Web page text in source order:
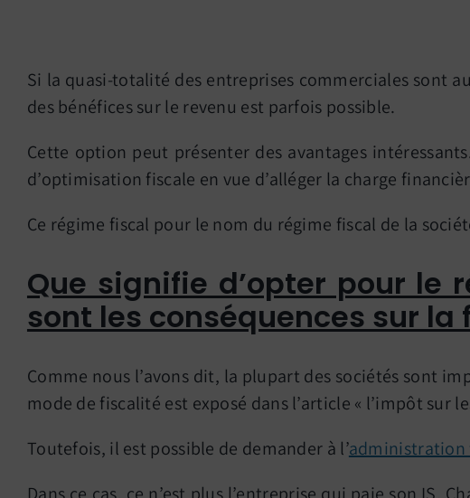
Si la quasi-totalité des entreprises commerciales sont
des bénéfices sur le revenu est parfois possible.
Cette option peut présenter des avantages
d’optimisation fiscale en vue d’alléger la charge
Ce régime fiscal pour le nom du régime fiscal de la
Que signifie d’opter pour le
sont les conséquences sur la
Comme nous l’avons dit, la plupart des sociétés sont
mode de fiscalité est exposé dans l’article « l’impôt sur
Toutefois, il est possible de demander à l’administration